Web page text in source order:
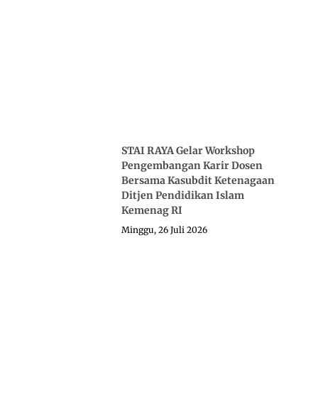
STAI RAYA Gelar Workshop
Pengembangan Karir Dosen
Bersama Kasubdit Ketenagaan
Ditjen Pendidikan Islam
Kemenag RI
Minggu, 26 Juli 2026